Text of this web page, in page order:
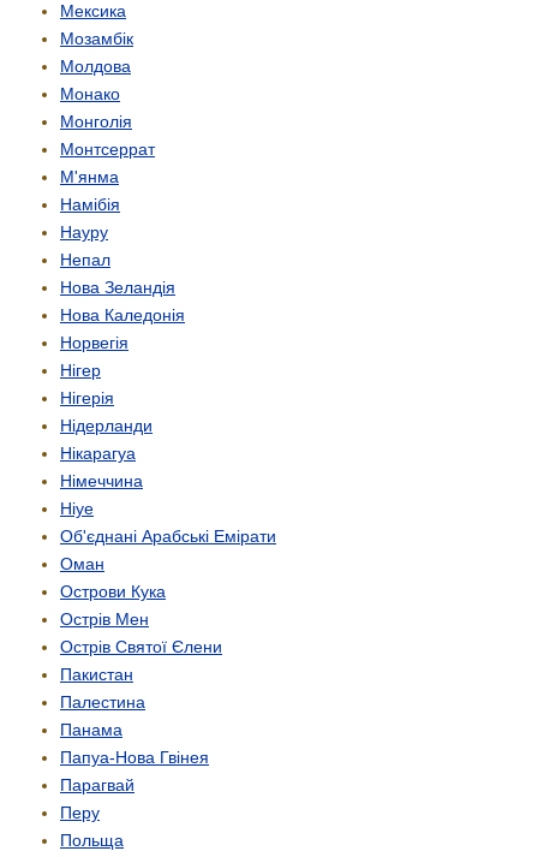
Мексика
Мозамбік
Молдова
Монако
Монголія
Монтсеррат
М'янма
Намібія
Науру
Непал
Нова Зеландія
Нова Каледонія
Норвегія
Нігер
Нігерія
Нідерланди
Нікарагуа
Німеччина
Ніуе
Об'єднані Арабські Емірати
Оман
Острови Кука
Острів Мен
Острів Святої Єлени
Пакистан
Палестина
Панама
Папуа-Нова Гвінея
Парагвай
Перу
Польща